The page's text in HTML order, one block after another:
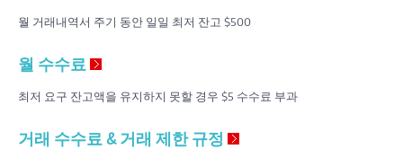
월 거래내역서 주기 동안 일일 최저 잔고 $500
월 수수료
최저 요구 잔고액을 유지하지 못할 경우 $5 수수료 부과
거래 수수료 & 거래 제한 규정